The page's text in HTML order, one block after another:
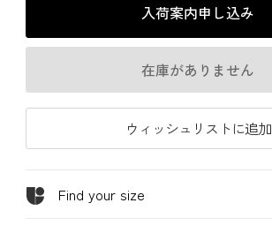
入荷案内申し込み
在庫がありません
ウィッシュリストに追加
Find your size